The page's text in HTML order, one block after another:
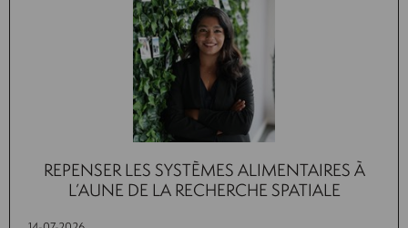
REPENSER LES SYSTÈMES ALIMENTAIRES À
L’AUNE DE LA RECHERCHE SPATIALE